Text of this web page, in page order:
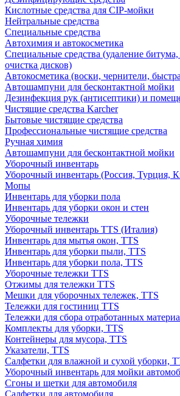
Кислотные средства для CIP-мойки
Нейтральные средства
Специальные средства
Автохимия и автокосметика
Специальные средства (удаление
очистка дисков)
Автокосметика (воски, чернители,
Автошампуни для бесконтактной мойки
Дезинфекция рук (антисептики) и
Чистящие средства Karcher
Бытовые чистящие средства
Профессиональные чистящие средства
Ручная химия
Автошампуни для бесконтактной мойки
Уборочный инвентарь
Уборочный инвентарь (Россия, Турция,
Мопы
Инвентарь для уборки пола
Инвентарь для уборки окон и стен
Уборочные тележки
Уборочный инвентарь TTS (Италия)
Инвентарь для мытья окон, TTS
Инвентарь для уборки пыли, TTS
Инвентарь для уборки пола, TTS
Уборочные тележки TTS
Отжимы для тележки TTS
Мешки для уборочных тележек, TTS
Тележки для гостиниц TTS
Тележки для сбора отработанных
Комплекты для уборки, TTS
Контейнеры для мусора, TTS
Указатели, TTS
Салфетки для влажной и сухой уборки,
Уборочный инвентарь для мойки
Сгоны и щетки для автомобиля
Салфетки для автомобиля